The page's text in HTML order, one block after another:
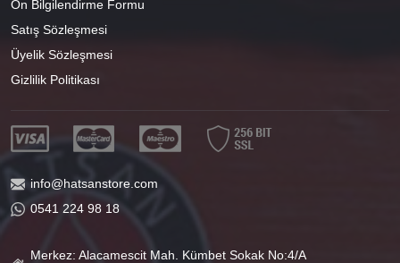
Ön Bilgilendirme Formu
Satış Sözleşmesi
Üyelik Sözleşmesi
Gizlilik Politikası
info@hatsanstore.com
0541 224 98 18
Merkez: Alacamescit Mah. Kümbet Sokak No:4/A